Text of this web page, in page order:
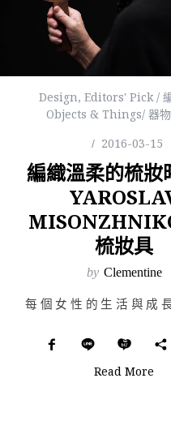
Design, Editors' Pick /
Objects & Things/ 器
2016-03-15
編織溫柔的梳妝
梳妝具
by Clementine
Read More